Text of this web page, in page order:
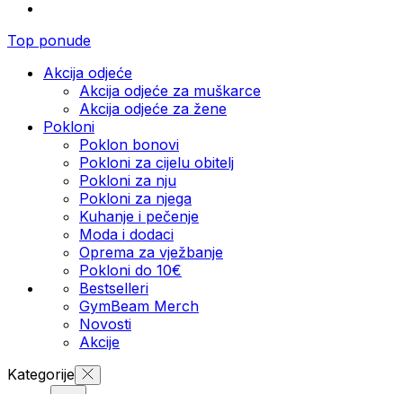
Top ponude
Akcija odjeće
Akcija odjeće za muškarce
Akcija odjeće za žene
Pokloni
Poklon bonovi
Pokloni za cijelu obitelj
Pokloni za nju
Pokloni za njega
Kuhanje i pečenje
Moda i dodaci
Oprema za vježbanje
Pokloni do 10€
Bestselleri
GymBeam Merch
Novosti
Akcije
Kategorije